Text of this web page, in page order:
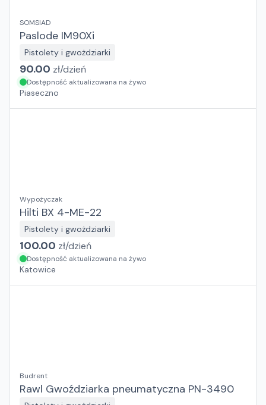
SOMSIAD
Paslode IM90Xi
Pistolety i gwożdziarki
90.00 zł/dzień
Dostępność aktualizowana na żywo
Piaseczno
Wypożyczak
Hilti BX 4-ME-22
Pistolety i gwożdziarki
100.00 zł/dzień
Dostępność aktualizowana na żywo
Katowice
Budrent
Rawl Gwoździarka pneumatyczna PN-3490